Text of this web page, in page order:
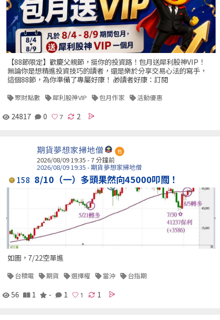
【88節限定】歡慶父親節，挺你的投資路！包月送犀利股神VIP！
無論你是想精進投資技巧的讀者，還是樂於分享交易心法的寫手，
這個88節，為你準備了專屬好康！ 🎁讀者好康：訂閱
聚財點數 犀利股神VIP 包月作家 活動優惠
24817 0 2
期貨夢想家掃地僧 包
2026/08/09 19:35 - 7 分鐘前
2026/08/09 19:35 - 期貨夢想家掃地僧
158 8/10（一）多頭果然向45000叩關！
如圖，7/22空單進
台積電 期貨 選擇權 當沖 台指期
56 1 - 1 1